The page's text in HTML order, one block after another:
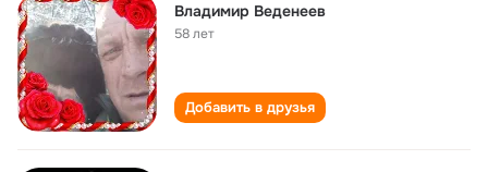
Владимир Веденеев
58 лет
Добавить в друзья